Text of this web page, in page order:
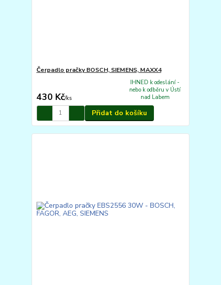
Čerpadlo pračky BOSCH, SIEMENS, MAXX4
430 Kč/ks
IHNED k odeslání -
nebo k odběru v Ústí
nad Labem
Přidat do košíku